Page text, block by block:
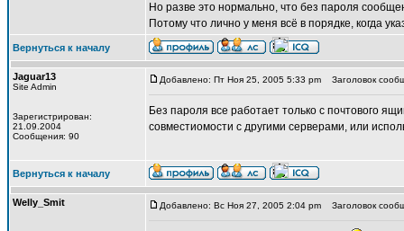
Но разве это нормально, что без пароля
Потому что лично у меня всё в порядке, когда
Вернуться к началу
Jaguar13
Site Admin
Зарегистрирован:
21.09.2004
Сообщения: 90
Добавлено: Пт Ноя 25, 2005 5:33 pm Заголовок
Без пароля все работает только с почтового
совместиомости с другими серверами, или
Вернуться к началу
Welly_Smit Добавлено: Вс Ноя 27, 2005 2:04 pm Заголовок